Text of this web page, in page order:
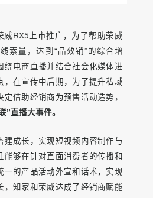
荣威RX5上市推广，为了帮助荣威
线索量，达到“品效销”的综合增
围绕电商直播并结合社会化媒体进
决定借助经销商为预售活动造势，
联”直播大事件。
搭建成长，实现短视频内容制作与